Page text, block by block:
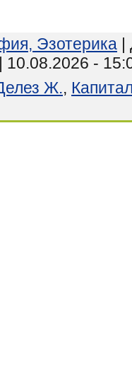
Эзотерика |
| 10.08.2026 -
Ж.,